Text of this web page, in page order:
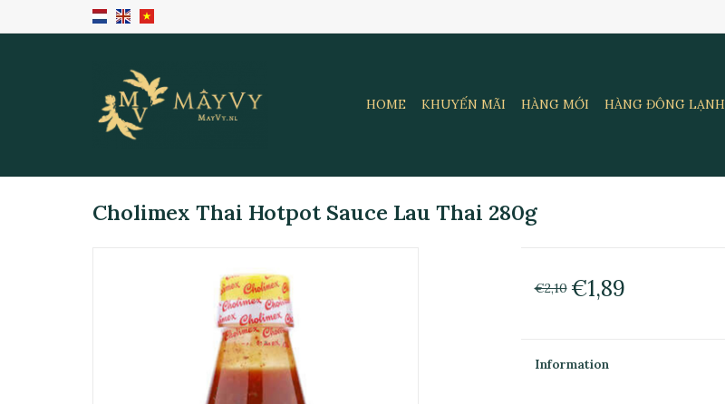
HOME KHUYẾN MÃI HÀNG MỚI HÀNG ĐÔNG LẠNH
Cholimex Thai Hotpot Sauce Lau Thai 280g
€2,10 €1,89
Information